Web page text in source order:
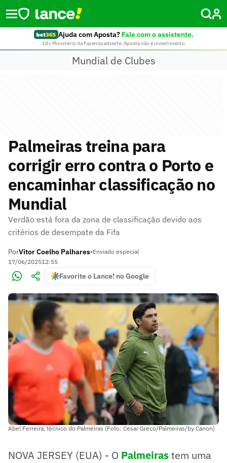
Ajuda com Aposta? Fale com o assistente.
18+ Ministério da Fazenda adverte: Aposta não é investimento
Mundial de Clubes
Palmeiras treina para
corrigir erro contra o Porto e
encaminhar classificação no
Mundial
Verdão está fora da zona de classificação devido aos
critérios de desempate da Fifa
PorVitor Coelho Palhares•Enviado especial
17/06/202512:55
Favorite o Lance! no Google
Abel Ferreira, técnico do Palmeiras (Foto: Cesar Greco/Palmeiras/by Canon)
NOVA JERSEY (EUA) - O Palmeirastem uma